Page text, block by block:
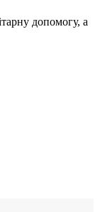
допомогу, а